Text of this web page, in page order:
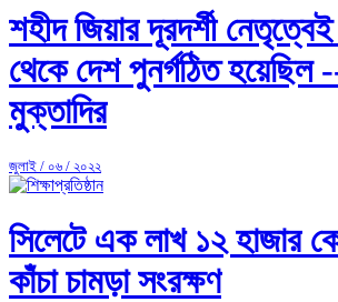
শহীদ জিয়ার দূরদর্শী
থেকে দেশ পুনর্গঠিত হয়েছিল
মুক্তাদির
জুলাই / ০৬ / ২০২২
সিলেটে এক লাখ ১২ হাজার
কাঁচা চামড়া সংরক্ষণ